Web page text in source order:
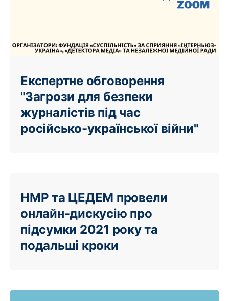
Експертне обговорення
"Загрози для безпеки
журналістів під час
російсько-української війни"
НМР та ЦЕДЕМ провели
онлайн-дискусію про
підсумки 2021 року та
подальші кроки